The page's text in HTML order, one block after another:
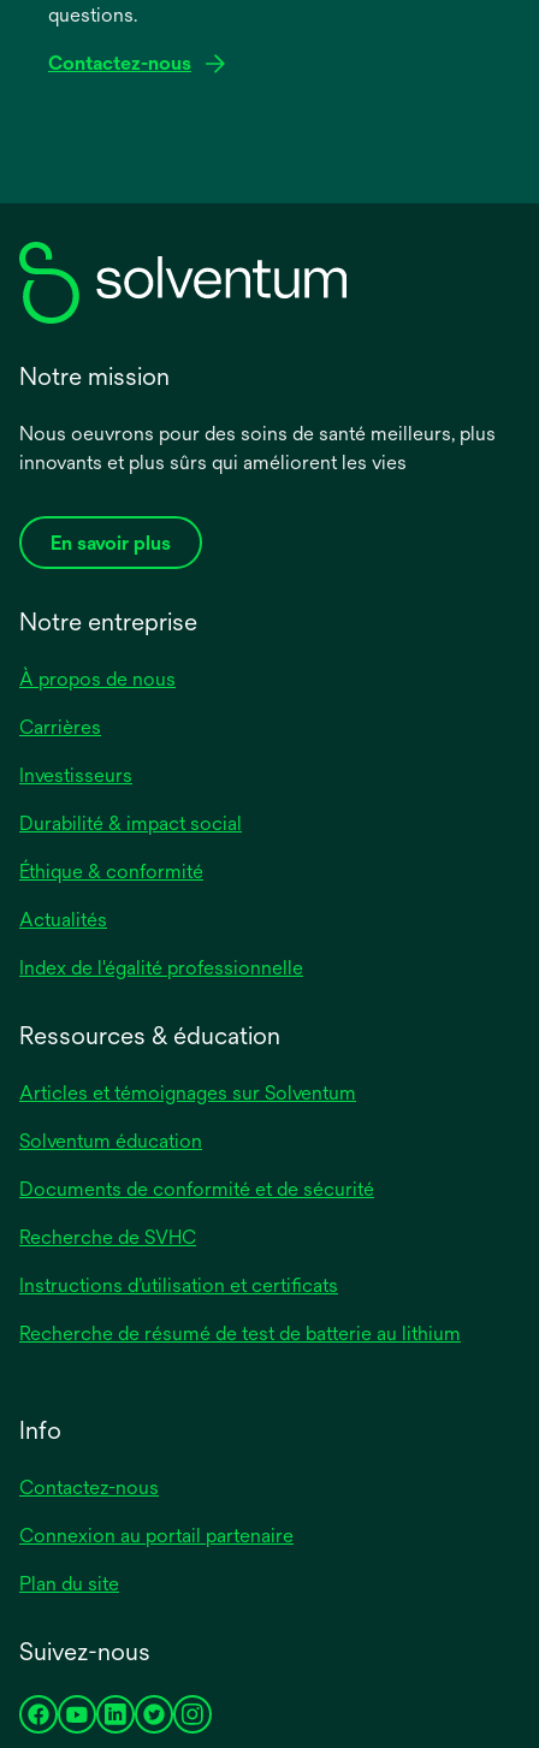
questions.
Contactez-nous
Notre mission
Nous oeuvrons pour des soins de santé meilleurs, plus
innovants et plus sûrs qui améliorent les vies
En savoir plus
Notre entreprise
À propos de nous
Carrières
Investisseurs
Durabilité & impact social
Éthique & conformité
Actualités
Index de l'égalité professionnelles’ouvre
onglet
Ressources & éducation
Articles et témoignages sur Solventum
Solventum éducation
Documents de conformité et de sécurité
Recherche de SVHC
Instructions d’utilisation et certificats
Recherche de résumé de test de batterie au lithium
Info
Contactez-nous
Connexion au portail partenaire
Plan du site
Suivez-nous
s’ouvres’ouvres’ouvres’ouvres’ouvre